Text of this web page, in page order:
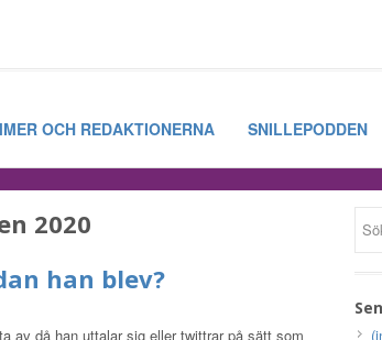
OCH REDAKTIONERNA SNILLEPODDEN
2020
han blev?
av då han uttalar sig eller twittrar på sätt som